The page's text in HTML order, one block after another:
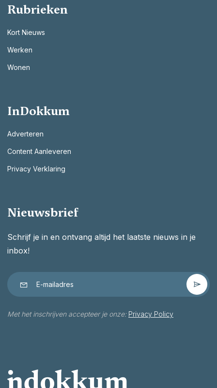
Rubrieken
Kort Nieuws
Werken
Wonen
InDokkum
Adverteren
Content Aanleveren
Privacy Verklaring
Nieuwsbrief
Schrijf je in en ontvang altijd het laatste nieuws in je
inbox!
Met het inschrijven accepteer je onze: Privacy Policy